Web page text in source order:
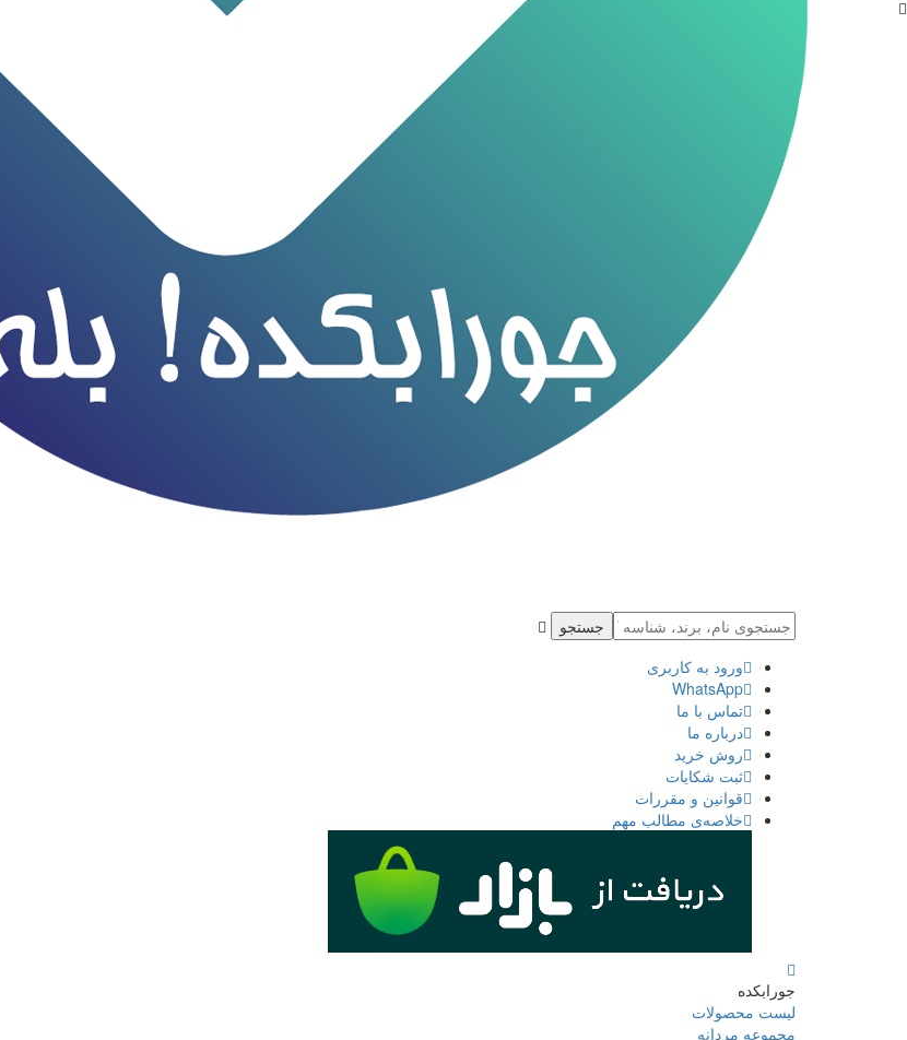
جستجو
ورود به كاربری
WhatsApp
تماس با ما
درباره ما
روش خرید
ثبت شكايات
قوانین و مقررات
خلاصه‌ی مطالب مهم
جورابکده
لیست محصولات
مجموعه مردانه